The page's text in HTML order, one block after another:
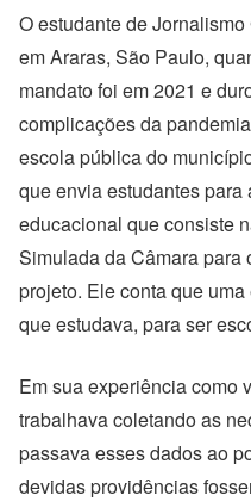
O estudante de
em Araras, São Paulo,
mandato foi em 2021 e
complicações da
escola pública do
que envia estudantes
educacional que consiste
Simulada da Câmara para
projeto. Ele conta que
que estudava, para ser
Em sua experiência como
trabalhava coletando as
passava esses dados ao
devidas providências